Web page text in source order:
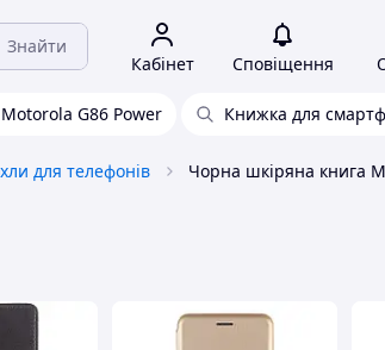
Знайти
Кабінет Сповіщення
G86 Power Книжка для
для телефонів Чорна шкіряна книга